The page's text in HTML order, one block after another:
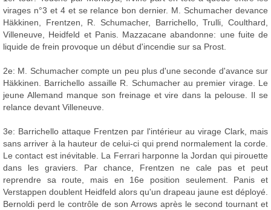
virages n°3 et 4 et se relance bon dernier. M. Schumacher devance
Häkkinen, Frentzen, R. Schumacher, Barrichello, Trulli, Coulthard,
Villeneuve, Heidfeld et Panis. Mazzacane abandonne: une fuite de
liquide de frein provoque un début d'incendie sur sa Prost.
2e: M. Schumacher compte un peu plus d'une seconde d'avance sur
Häkkinen. Barrichello assaille R. Schumacher au premier virage. Le
jeune Allemand manque son freinage et vire dans la pelouse. Il se
relance devant Villeneuve.
3e: Barrichello attaque Frentzen par l'intérieur au virage Clark, mais
sans arriver à la hauteur de celui-ci qui prend normalement la corde.
Le contact est inévitable. La Ferrari harponne la Jordan qui pirouette
dans les graviers. Par chance, Frentzen ne cale pas et peut
reprendre sa route, mais en 16e position seulement. Panis et
Verstappen doublent Heidfeld alors qu'un drapeau jaune est déployé.
Bernoldi perd le contrôle de son Arrows après le second tournant et